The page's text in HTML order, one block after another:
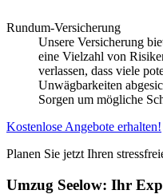
Rundum-Versicherung
Unsere Versicherung
eine Vielzahl von
verlassen, dass viele
Unwägbarkeiten
Sorgen um mögliche
Kostenlose Angebote erhalten!
Planen Sie jetzt Ihren
Umzug Seelow: Ihr